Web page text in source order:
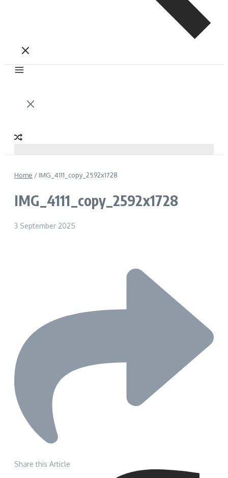
Home / IMG_4111_copy_2592x1728
IMG_4111_copy_2592x1728
3 September 2025
Share this Article